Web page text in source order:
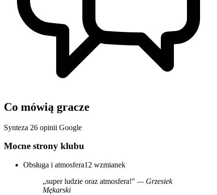
Co mówią gracze
Synteza 26 opinii Google
Mocne strony klubu
Obsługa i atmosfera12 wzmianek
„super ludzie oraz atmosfera!" — Grzesiek
Mękarski